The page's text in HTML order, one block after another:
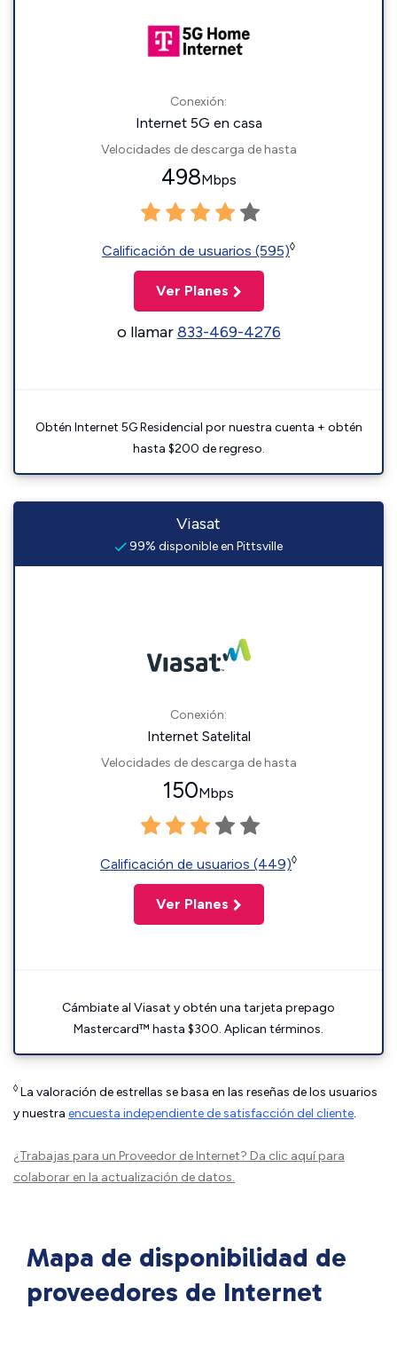
Conexión:
Internet 5G en casa
Velocidades de descarga de hasta
498Mbps
Calificación de usuarios (595)◊
Ver Planes
o llamar833-469-4276
Obtén Internet 5G Residencial por nuestra cuenta + obtén
hasta $200 de regreso.
Viasat
99% disponible en Pittsville
Conexión:
Internet Satelital
Velocidades de descarga de hasta
150Mbps
Calificación de usuarios (449)◊
Ver Planes
Cámbiate al Viasat y obtén una tarjeta prepago
Mastercard™ hasta $300. Aplican términos.
◊ La valoración de estrellas se basa en las reseñas de los usuarios
y nuestra encuesta independiente de satisfacción del cliente.
¿Trabajas para un Proveedor de Internet? Da clic aquípara
colaborar en la actualización de datos.
Mapa de disponibilidad de
proveedores de Internet